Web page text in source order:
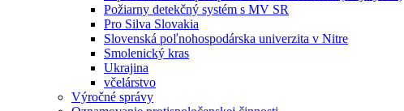
Požiarny detekčný systém s MV SR
Pro Silva Slovakia
Slovenská poľnohospodárska univerzita v Nitre
Smolenický kras
Ukrajina
včelárstvo
Výročné správy